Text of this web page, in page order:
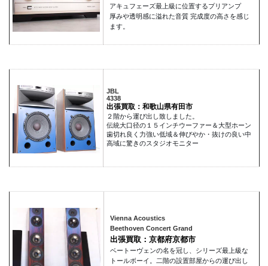
アキュフェーズ最上級に位置するプリアンプ
厚みや透明感に溢れた音質 完成度の高さを感じ
ます。
JBL
4338
出張買取：和歌山県有田市
２階から運び出し致しました。
伝統大口径の１５インチウーファー＆大型ホーン
歯切れ良く力強い低域＆伸びやか・抜けの良い中
高域に驚きのスタジオモニター
Vienna Acoustics
Beethoven Concert Grand
出張買取：京都府京都市
ベートーヴェンの名を冠し、シリーズ最上級な
トールボーイ。二階の設置部屋からの運び出し